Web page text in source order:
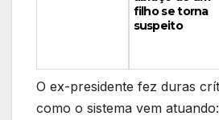
filho se torna
suspeito
O ex-presidente fez duras
como o sistema vem